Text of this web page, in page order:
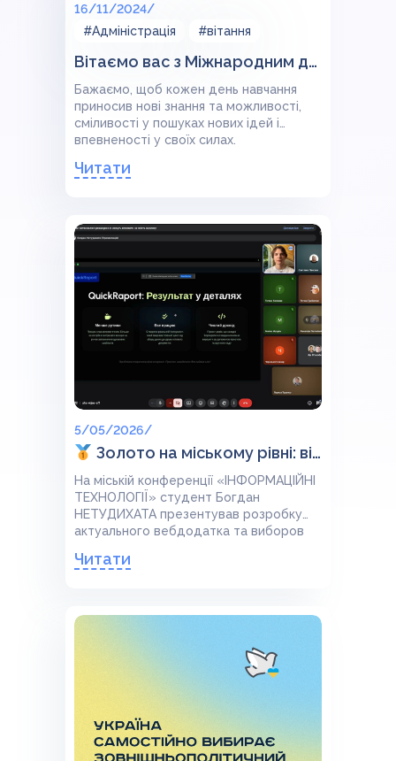
16/11/2024/
#Адміністрація
#вітання
Вітаємо вас з Міжнародним днем студента!
Бажаємо, щоб кожен день навчання
приносив нові знання та можливості,
сміливості у пошуках нових ідей і
впевненості у своїх силах.
Читати
5/05/2026/
Золото на міському рівні: вітаємо Богдана Нетудихату!
На міській конференції «ІНФОРМАЦІЙНІ
ТЕХНОЛОГІЇ» студент Богдан
НЕТУДИХАТА презентував розробку
актуального вебдодатка та виборов
Богдана та його наукового керівника
Читати